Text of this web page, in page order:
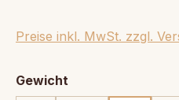
Preise inkl. MwSt. zzgl.
Gewicht